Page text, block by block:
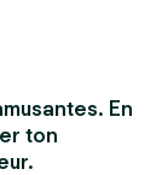
En
ton